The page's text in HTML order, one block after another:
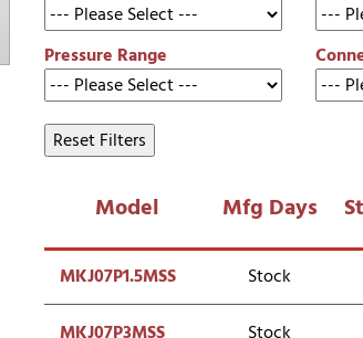
Pressure Range
Reset Filters
Model Mfg Days
MKJ07P1.5MSS Stock